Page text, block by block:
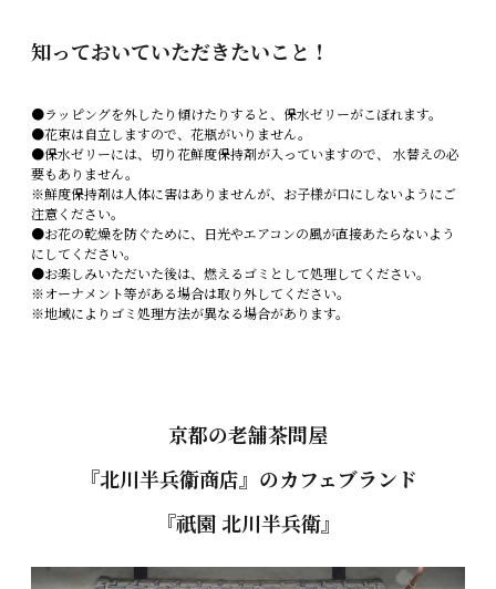
知っておいていただきたいこと！
●ラッピングを外したり傾けたりすると、保水ゼリーがこぼれます。
●花束は自立しますので、花瓶がいりません。
●保水ゼリーには、切り花鮮度保持剤が入っていますので、 水替えの必
要もありません。
※鮮度保持剤は人体に害はありませんが、お子様が口にしないようにご
注意ください。
●お花の乾燥を防ぐために、日光やエアコンの風が直接あたらないよう
にしてください。
●お楽しみいただいた後は、燃えるゴミとして処理してください。
※オーナメント等がある場合は取り外してください。
※地域によりゴミ処理方法が異なる場合があります。
京都の老舗茶問屋
『北川半兵衞商店』のカフェブランド
『祇園 北川半兵衛』